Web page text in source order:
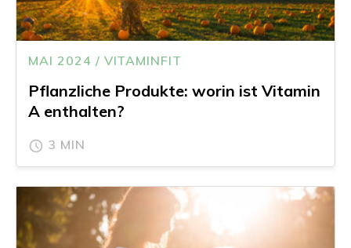
MAI 2024 / VITAMINFIT
Pflanzliche Produkte: worin ist Vitamin
A enthalten?
3 MIN